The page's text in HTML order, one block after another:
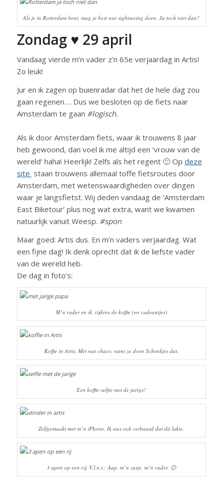
Als je in Rotterdam bent, mag je best wat sightseeing doen. Ja toch niet dan?
Zondag ♥ 29 april
Vandaag vierde m’n vader z’n 65e verjaardag in Artis!
Zo leuk!
Jur en ik zagen op buienradar dat het de hele dag zou
gaan regenen…. Dus we besloten op de fiets naar
Amsterdam te gaan #logisch.
Als ik door Amsterdam fiets, waar ik trouwens 8 jaar
heb gewoond, dan voel ik me altijd een ‘vrouw van de
wereld’ haha! Heerlijk! Zelfs als het regent 🙂 Op deze
site staan trouwens allemaal toffe fietsroutes door
Amsterdam, met wetenswaardigheden over dingen
waar je langsfietst. Wij deden vandaag de ‘Amsterdam
East Biketour’ plus nog wat extra, want we kwamen
natuurlijk vanuit Weesp. #spon
Maar goed: Artis dus. En m’n vaders verjaardag. Wat
een fijne dag! Ik denk oprecht dat ik de liefste vader
van de wereld heb.
De dag in foto’s:
M’n vader en ik, tijdens de koffie (en cadeautjes)
Koffie in Artis. Met wat chaos, want zo doen Schenkjes dat.
Een koffie-selfie met de jarige!
Zelfgemaakt met m’n iPhone. Ik was ook verbaasd dat dit lukte.
3 apen op een rij. V.l.n.r.: Aap, m’n zusje, m’n vader. 🙂